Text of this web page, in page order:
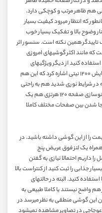
هم ظاهر مرتب و کوچکی دارد.
که انتظار میرود کیفیت بسیار
وضوح بالا و تفکیک بسیار خوب
تاییدگر همین نکته است. سنسور اثر
مانند اکثر گوشیهای امروزی
کنید از دیگر ویژگیهای
صفحه نمایش میتوان به حداکثر روشنایی صفحه نمایش ۱۲۰۰ نیتی اشاره کرد که این هم
در شرایط نوری شدید هم به راحتی
میتوانید صفحه نمایش را ببینید و با آن کار کنید. نرخ نوسازی صفحه ۱۲۰ هرتزی هم یک
شدن بین صفحات مختلف کاملا
را از این گوشی داشته باشید. در
مگاپیکسلی را به همراه یک لنز فوق عریض پنج
داریم احتمالا نیازی به گفتن
جذابی را ثبت کنید از کنتراست بالا
کنید. البته در حالتهای
هم واضح نیستند یا کاملا طبیعی به
این گوشی منطقی به نظر میرسد در
در تصاویر مشاهده نمیشود